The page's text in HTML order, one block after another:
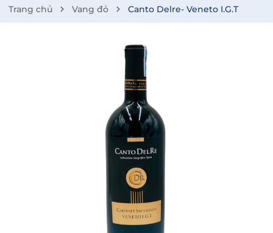
Trang chủ Vang đỏ Canto Delre- Veneto I.G.T